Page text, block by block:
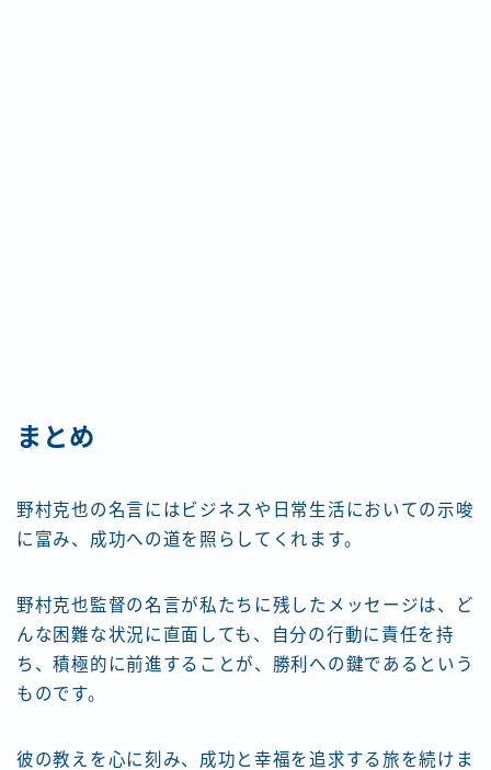
まとめ
野村克也の名言にはビジネスや日常生活においての示唆
に富み、成功への道を照らしてくれます。
野村克也監督の名言が私たちに残したメッセージは、ど
んな困難な状況に直面しても、自分の行動に責任を持
ち、積極的に前進することが、勝利への鍵であるという
ものです。
彼の教えを心に刻み、成功と幸福を追求する旅を続けま